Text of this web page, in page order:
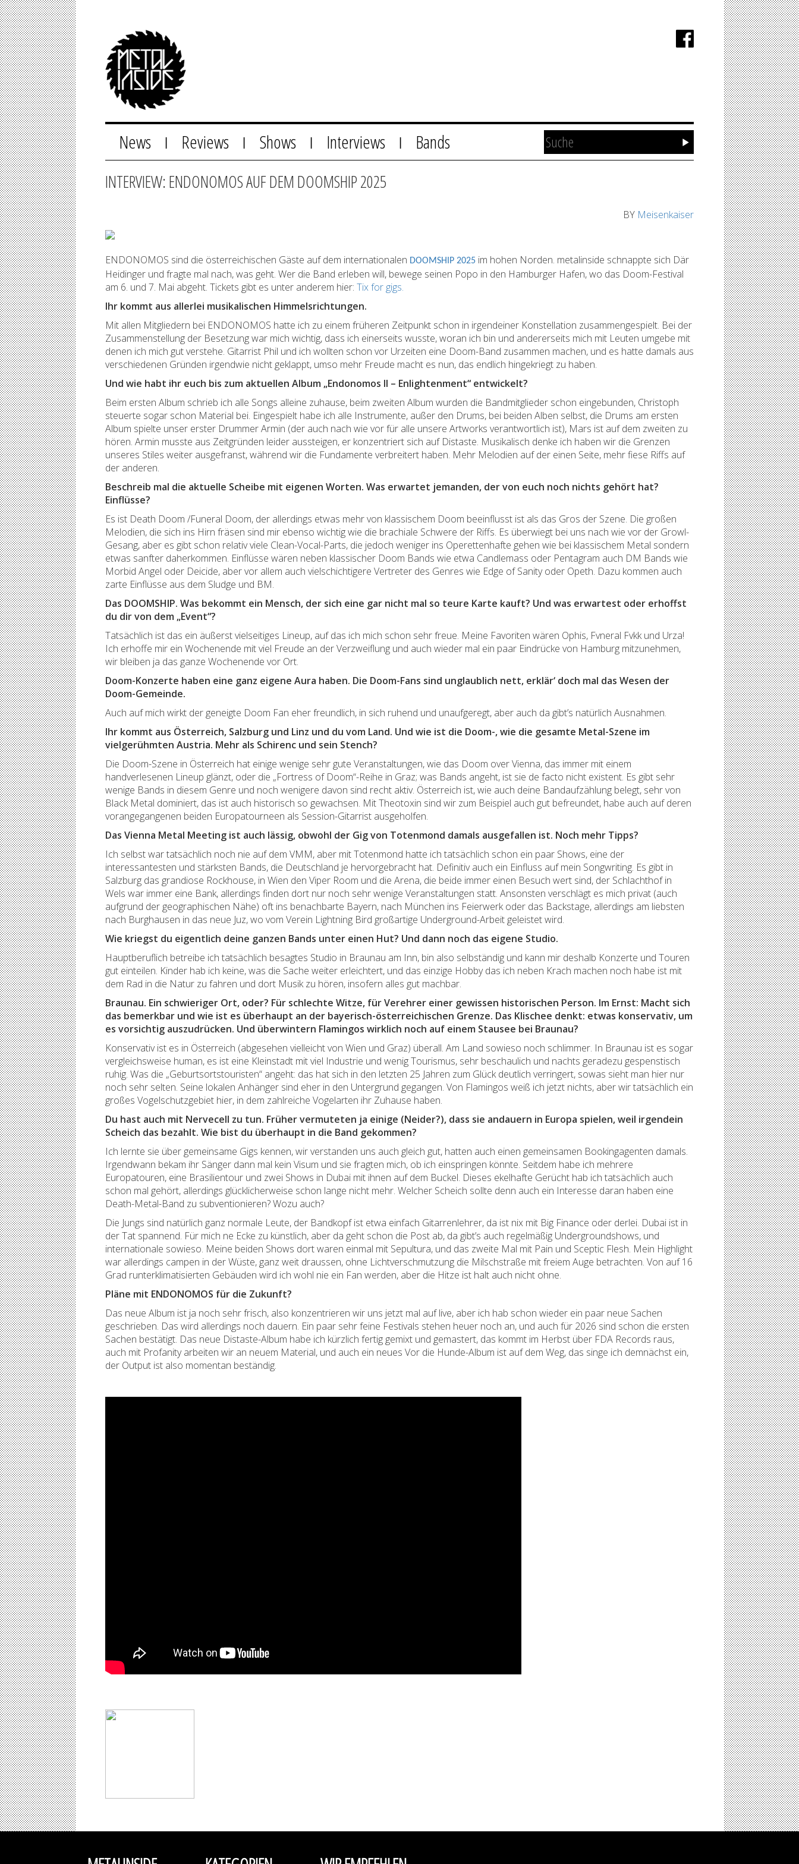
News Reviews Shows Interviews Bands
INTERVIEW: ENDONOMOS AUF DEM DOOMSHIP 2025
BY Meisenkaiser
ENDONOMOS sind die österreichischen Gäste auf dem internationalen DOOMSHIP 2025 im hohen Norden. metalinside schnappte sich Där
Heidinger und fragte mal nach, was geht. Wer die Band erleben will, bewege seinen Popo in den Hamburger Hafen, wo das Doom-Festival
am 6. und 7. Mai abgeht. Tickets gibt es unter anderem hier: Tix for gigs.
Ihr kommt aus allerlei musikalischen Himmelsrichtungen.
Mit allen Mitgliedern bei ENDONOMOS hatte ich zu einem früheren Zeitpunkt schon in irgendeiner Konstellation zusammengespielt. Bei der
Zusammenstellung der Besetzung war mich wichtig, dass ich einerseits wusste, woran ich bin und andererseits mich mit Leuten umgebe mit
denen ich mich gut verstehe. Gitarrist Phil und ich wollten schon vor Urzeiten eine Doom-Band zusammen machen, und es hatte damals aus
verschiedenen Gründen irgendwie nicht geklappt, umso mehr Freude macht es nun, das endlich hingekriegt zu haben.
Und wie habt ihr euch bis zum aktuellen Album „Endonomos II – Enlightenment“ entwickelt?
Beim ersten Album schrieb ich alle Songs alleine zuhause, beim zweiten Album wurden die Bandmitglieder schon eingebunden, Christoph
steuerte sogar schon Material bei. Eingespielt habe ich alle Instrumente, außer den Drums, bei beiden Alben selbst, die Drums am ersten
Album spielte unser erster Drummer Armin (der auch nach wie vor für alle unsere Artworks verantwortlich ist), Mars ist auf dem zweiten zu
hören. Armin musste aus Zeitgründen leider aussteigen, er konzentriert sich auf Distaste. Musikalisch denke ich haben wir die Grenzen
unseres Stiles weiter ausgefranst, während wir die Fundamente verbreitert haben. Mehr Melodien auf der einen Seite, mehr fiese Riffs auf
der anderen.
Beschreib mal die aktuelle Scheibe mit eigenen Worten. Was erwartet jemanden, der von euch noch nichts gehört hat?
Einflüsse?
Es ist Death Doom /Funeral Doom, der allerdings etwas mehr von klassischem Doom beeinflusst ist als das Gros der Szene. Die großen
Melodien, die sich ins Hirn fräsen sind mir ebenso wichtig wie die brachiale Schwere der Riffs. Es überwiegt bei uns nach wie vor der Growl-
Gesang, aber es gibt schon relativ viele Clean-Vocal-Parts, die jedoch weniger ins Operettenhafte gehen wie bei klassischem Metal sondern
etwas sanfter daherkommen. Einflüsse wären neben klassischer Doom Bands wie etwa Candlemass oder Pentagram auch DM Bands wie
Morbid Angel oder Deicide, aber vor allem auch vielschichtigere Vertreter des Genres wie Edge of Sanity oder Opeth. Dazu kommen auch
zarte Einflüsse aus dem Sludge und BM.
Das DOOMSHIP. Was bekommt ein Mensch, der sich eine gar nicht mal so teure Karte kauft? Und was erwartest oder erhoffst
du dir von dem „Event“?
Tatsächlich ist das ein äußerst vielseitiges Lineup, auf das ich mich schon sehr freue. Meine Favoriten wären Ophis, Fvneral Fvkk und Urza!
Ich erhoffe mir ein Wochenende mit viel Freude an der Verzweiflung und auch wieder mal ein paar Eindrücke von Hamburg mitzunehmen,
wir bleiben ja das ganze Wochenende vor Ort.
Doom-Konzerte haben eine ganz eigene Aura haben. Die Doom-Fans sind unglaublich nett, erklär‘ doch mal das Wesen der
Doom-Gemeinde.
Auch auf mich wirkt der geneigte Doom Fan eher freundlich, in sich ruhend und unaufgeregt, aber auch da gibt’s natürlich Ausnahmen.
Ihr kommt aus Österreich, Salzburg und Linz und du vom Land. Und wie ist die Doom-, wie die gesamte Metal-Szene im
vielgerühmten Austria. Mehr als Schirenc und sein Stench?
Die Doom-Szene in Österreich hat einige wenige sehr gute Veranstaltungen, wie das Doom over Vienna, das immer mit einem
handverlesenen Lineup glänzt, oder die „Fortress of Doom“-Reihe in Graz; was Bands angeht, ist sie de facto nicht existent. Es gibt sehr
wenige Bands in diesem Genre und noch wenigere davon sind recht aktiv. Österreich ist, wie auch deine Bandaufzählung belegt, sehr von
Black Metal dominiert, das ist auch historisch so gewachsen. Mit Theotoxin sind wir zum Beispiel auch gut befreundet, habe auch auf deren
vorangegangenen beiden Europatourneen als Session-Gitarrist ausgeholfen.
Das Vienna Metal Meeting ist auch lässig, obwohl der Gig von Totenmond damals ausgefallen ist. Noch mehr Tipps?
Ich selbst war tatsächlich noch nie auf dem VMM, aber mit Totenmond hatte ich tatsächlich schon ein paar Shows, eine der
interessantesten und stärksten Bands, die Deutschland je hervorgebracht hat. Definitiv auch ein Einfluss auf mein Songwriting. Es gibt in
Salzburg das grandiose Rockhouse, in Wien den Viper Room und die Arena, die beide immer einen Besuch wert sind, der Schlachthof in
Wels war immer eine Bank, allerdings finden dort nur noch sehr wenige Veranstaltungen statt. Ansonsten verschlägt es mich privat (auch
aufgrund der geographischen Nähe) oft ins benachbarte Bayern, nach München ins Feierwerk oder das Backstage, allerdings am liebsten
nach Burghausen in das neue Juz, wo vom Verein Lightning Bird großartige Underground-Arbeit geleistet wird.
Wie kriegst du eigentlich deine ganzen Bands unter einen Hut? Und dann noch das eigene Studio.
Hauptberuflich betreibe ich tatsächlich besagtes Studio in Braunau am Inn, bin also selbständig und kann mir deshalb Konzerte und Touren
gut einteilen. Kinder hab ich keine, was die Sache weiter erleichtert, und das einzige Hobby das ich neben Krach machen noch habe ist mit
dem Rad in die Natur zu fahren und dort Musik zu hören, insofern alles gut machbar.
Braunau. Ein schwieriger Ort, oder? Für schlechte Witze, für Verehrer einer gewissen historischen Person. Im Ernst: Macht sich
das bemerkbar und wie ist es überhaupt an der bayerisch-österreichischen Grenze. Das Klischee denkt: etwas konservativ, um
es vorsichtig auszudrücken. Und überwintern Flamingos wirklich noch auf einem Stausee bei Braunau?
Konservativ ist es in Österreich (abgesehen vielleicht von Wien und Graz) überall. Am Land sowieso noch schlimmer. In Braunau ist es sogar
vergleichsweise human, es ist eine Kleinstadt mit viel Industrie und wenig Tourismus, sehr beschaulich und nachts geradezu gespenstisch
ruhig. Was die „Geburtsortstouristen“ angeht: das hat sich in den letzten 25 Jahren zum Glück deutlich verringert, sowas sieht man hier nur
noch sehr selten. Seine lokalen Anhänger sind eher in den Untergrund gegangen. Von Flamingos weiß ich jetzt nichts, aber wir tatsächlich ein
großes Vogelschutzgebiet hier, in dem zahlreiche Vogelarten ihr Zuhause haben.
Du hast auch mit Nervecell zu tun. Früher vermuteten ja einige (Neider?), dass sie andauern in Europa spielen, weil irgendein
Scheich das bezahlt. Wie bist du überhaupt in die Band gekommen?
Ich lernte sie über gemeinsame Gigs kennen, wir verstanden uns auch gleich gut, hatten auch einen gemeinsamen Bookingagenten damals.
Irgendwann bekam ihr Sänger dann mal kein Visum und sie fragten mich, ob ich einspringen könnte. Seitdem habe ich mehrere
Europatouren, eine Brasilientour und zwei Shows in Dubai mit ihnen auf dem Buckel. Dieses ekelhafte Gerücht hab ich tatsächlich auch
schon mal gehört, allerdings glücklicherweise schon lange nicht mehr. Welcher Scheich sollte denn auch ein Interesse daran haben eine
Death-Metal-Band zu subventionieren? Wozu auch?
Die Jungs sind natürlich ganz normale Leute, der Bandkopf ist etwa einfach Gitarrenlehrer, da ist nix mit Big Finance oder derlei. Dubai ist in
der Tat spannend. Für mich ne Ecke zu künstlich, aber da geht schon die Post ab, da gibt’s auch regelmäßig Undergroundshows, und
internationale sowieso. Meine beiden Shows dort waren einmal mit Sepultura, und das zweite Mal mit Pain und Sceptic Flesh. Mein Highlight
war allerdings campen in der Wüste, ganz weit draussen, ohne Lichtverschmutzung die Milschstraße mit freiem Auge betrachten. Von auf 16
Grad runterklimatisierten Gebäuden wird ich wohl nie ein Fan werden, aber die Hitze ist halt auch nicht ohne.
Pläne mit ENDONOMOS für die Zukunft?
Das neue Album ist ja noch sehr frisch, also konzentrieren wir uns jetzt mal auf live, aber ich hab schon wieder ein paar neue Sachen
geschrieben. Das wird allerdings noch dauern. Ein paar sehr feine Festivals stehen heuer noch an, und auch für 2026 sind schon die ersten
Sachen bestätigt. Das neue Distaste-Album habe ich kürzlich fertig gemixt und gemastert, das kommt im Herbst über FDA Records raus,
auch mit Profanity arbeiten wir an neuem Material, und auch ein neues Vor die Hunde-Album ist auf dem Weg, das singe ich demnächst ein,
der Output ist also momentan beständig.